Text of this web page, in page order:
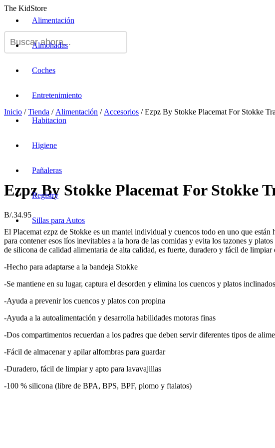
The KidStore
Alimentación
Almohadas
Coches
Entretenimiento
Habitacion
Higiene
Pañaleras
Registry
Sillas para Autos
Inicio /Tienda / Alimentación / Accesorios / Ezpz By Stokke Placemat For Stokke
Ezpz By Stokke Placemat For Stokke
B/.34.95
El Placemat ezpz de Stokke es un mantel individual y cuencos todo en uno que
para contener esos líos inevitables a la hora de las comidas y evita los tazones y
de silicona de calidad alimentaria de alta calidad, es fuerte, duradero y fácil de limpiar
-Hecho para adaptarse a la bandeja Stokke
-Se mantiene en su lugar, captura el desorden y elimina los cuencos y platos inclinados
-Ayuda a prevenir los cuencos y platos con propina
-Ayuda a la autoalimentación y desarrolla habilidades motoras finas
-Dos compartimentos recuerdan a los padres que deben servir diferentes tipos de
-Fácil de almacenar y apilar alfombras para guardar
-Duradero, fácil de limpiar y apto para lavavajillas
-100 % silicona (libre de BPA, BPS, BPF, plomo y ftalatos)